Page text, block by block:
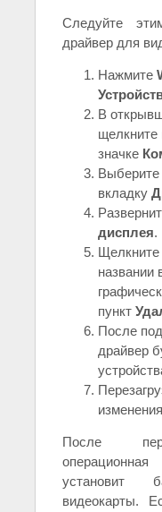
Следуйте
драйвер для
Нажмите
В
щелкните
значке
Выберите
вкладку
дисплея.
названии
пункт
После
драйвер
После
установит
видеокарты.